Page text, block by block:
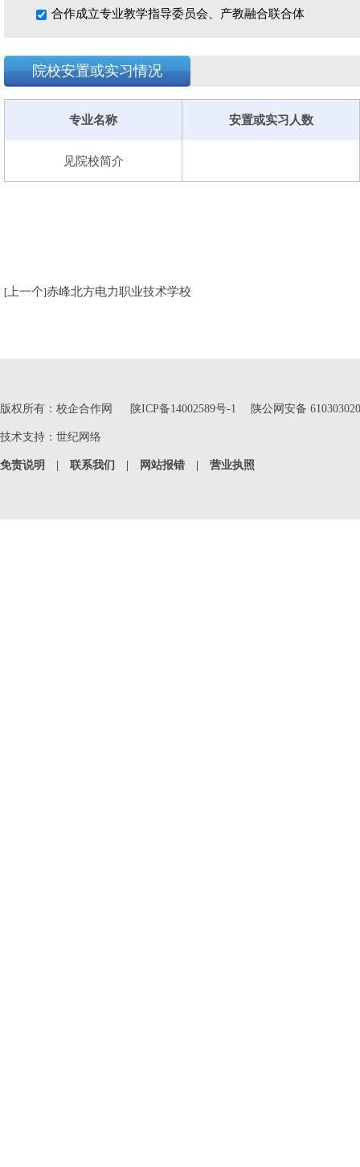
训室112个，校外实训基地20余个。实践教学学时比例65%
范性实训基地、山东省技工教育特色名校、山东省技工教
山东省化工行业金蓝领培训基地、山东省文明单位。学院
和化工行业职业技能竞赛，成功承办第45、46届世界技能
45届世界技能大赛化学实验室技术项目全国选拔赛中获得
学院师资力量雄厚，现有专业教师
合作成立专业教学指导委员会、产教融合联合体
院校安置或实习情况
专业名称 安置或实习人数
见院校简介
[ 上一个]赤峰北方电力职业技术学校
版权所有：校企合作网 陕ICP备14002589号-1 陕公网安备
技术支持 ： 世纪网络
免责说明 联系我们 网站报错 营业执照